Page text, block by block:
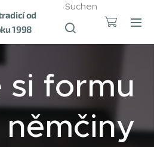
od
1998
Suchen
si formu